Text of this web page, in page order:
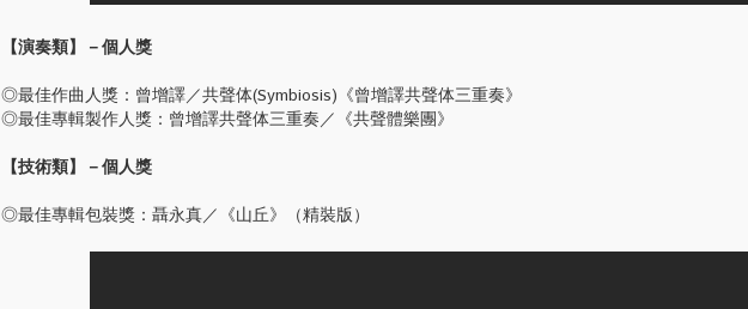
【演奏類】 －個人獎
◎最佳作曲人獎：曾增譯／共聲体(Symbiosis)《曾增譯共聲体三重奏》
◎最佳專輯製作人獎：曾增譯共聲体三重奏／《共聲體樂團》
【技術類】－個人獎
◎最佳專輯包裝獎：聶永真／《山丘》（精裝版）